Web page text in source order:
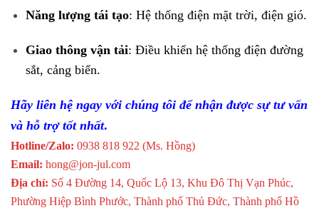
Năng lượng tái tạo: Hệ thống điện mặt trời, điện gió.
Giao thông vận tải: Điều khiển hệ thống điện đường
sắt, cảng biển.
Hãy liên hệ ngay với chúng tôi để nhận được sự tư vấn
và hỗ trợ tốt nhất.
Hotline/Zalo: 0938 818 922 (Ms. Hồng)
Email: hong@jon-jul.com
Địa chỉ: Số 4 Đường 14, Quốc Lộ 13, Khu Đô Thị Vạn Phúc,
Phường Hiệp Bình Phước, Thành phố Thủ Đức, Thành phố Hồ